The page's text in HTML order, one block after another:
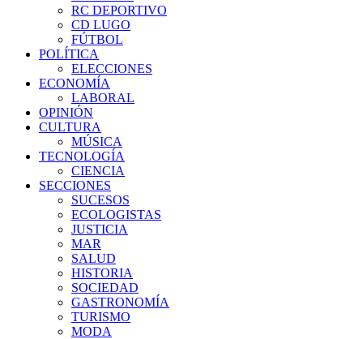
RC DEPORTIVO
CD LUGO
FÚTBOL
POLÍTICA
ELECCIONES
ECONOMÍA
LABORAL
OPINIÓN
CULTURA
MÚSICA
TECNOLOGÍA
CIENCIA
SECCIONES
SUCESOS
ECOLOGISTAS
JUSTICIA
MAR
SALUD
HISTORIA
SOCIEDAD
GASTRONOMÍA
TURISMO
MODA